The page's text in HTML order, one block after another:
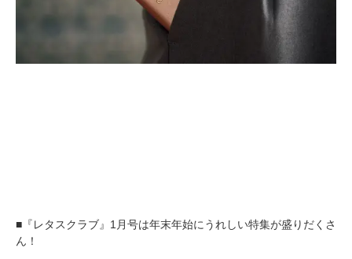
■『レタスクラブ』1月号は年末年始にうれしい特集が盛りだくさ
ん！